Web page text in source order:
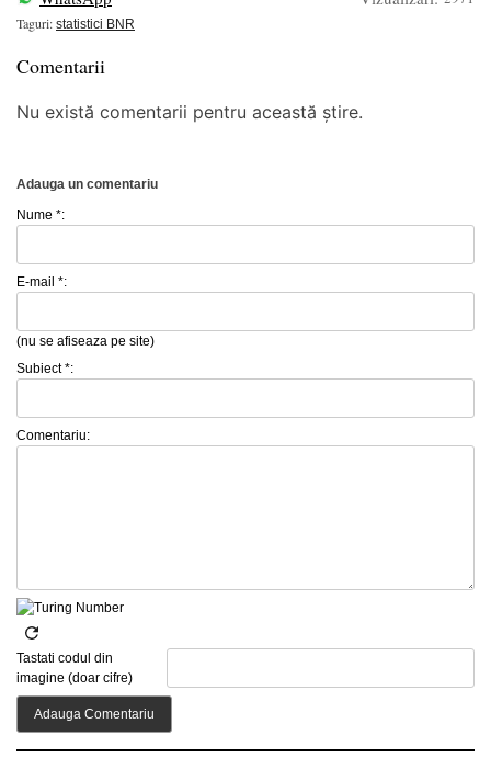
Taguri: statistici BNR
Comentarii
Nu există comentarii pentru această știre.
Adauga un comentariu
Nume *:
E-mail *:
(nu se afiseaza pe site)
Subiect *:
Comentariu:
Tastati codul din
imagine (doar cifre)